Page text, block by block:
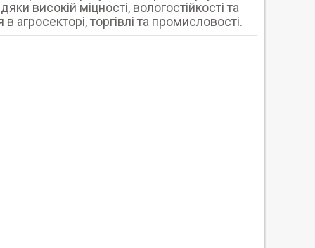
високій міцності, вологостійкості та
торгівлі та промисловості.